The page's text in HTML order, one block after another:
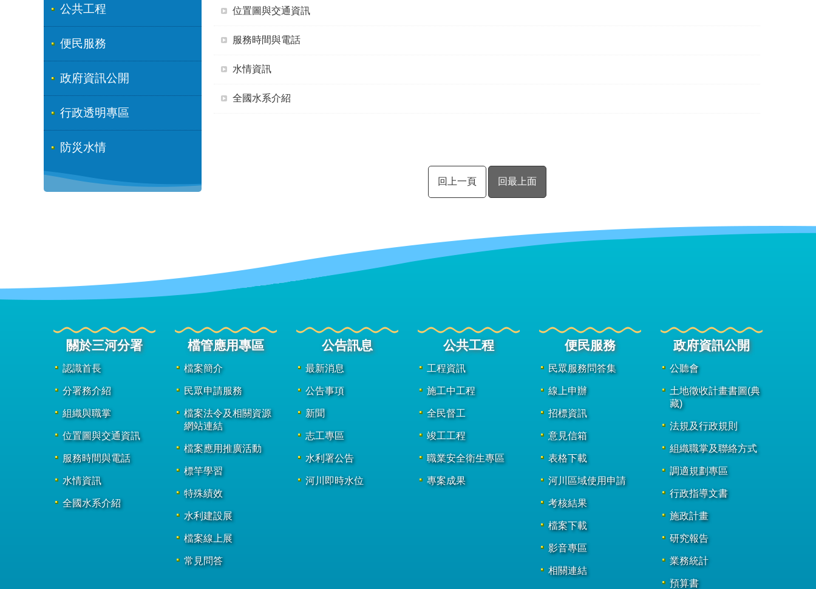
公共工程
便民服務
政府資訊公開
行政透明專區
防災水情
位置圖與交通資訊
服務時間與電話
水情資訊
全國水系介紹
回上一頁 回最上面
關於三河分署
認識首長
分署務介紹
組織與職掌
位置圖與交通資訊
服務時間與電話
水情資訊
全國水系介紹
檔管應用專區
檔案簡介
民眾申請服務
檔案法令及相關資源
網站連結
檔案應用推廣活動
標竿學習
特殊績效
水利建設展
檔案線上展
常見問答
公告訊息
最新消息
公告事項
新聞
志工專區
水利署公告
河川即時水位
公共工程
工程資訊
施工中工程
全民督工
竣工工程
職業安全衛生專區
專案成果
便民服務
民眾服務問答集
線上申辦
招標資訊
意見信箱
表格下載
河川區域使用申請
考核結果
檔案下載
影音專區
相關連結
政府資訊公開
公聽會
土地徵收計畫書圖(典
藏)
法規及行政規則
組織職掌及聯絡方式
調適規劃專區
行政指導文書
施政計畫
研究報告
業務統計
預算書